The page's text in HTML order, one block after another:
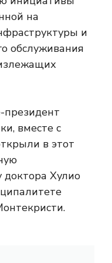
на
и
обслуживания
президент
вместе с
в этот
Хулио